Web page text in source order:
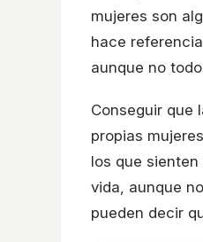
mujeres son
hace
aunque no
Conseguir que
propias
los que
vida, aunque
pueden decir